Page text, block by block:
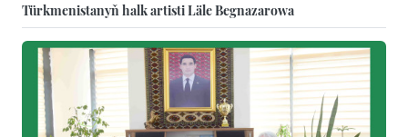
Türkmenistanyň halk artisti Läle Begnazarowa